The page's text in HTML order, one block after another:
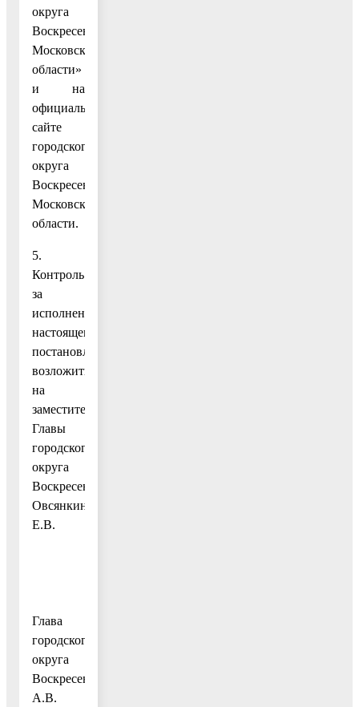
округа
Воскресенск
Московской
области»
и на
официальном
сайте
городского
округа
Воскресенск
Московской
области.
5.
Контроль
за
исполнением
настоящего
постановления
возложить
на
заместителя
Главы
городского
округа
Воскресенск
Овсянкину
Е.В.
Глава
городского
округа
Воскресенск
А.В.